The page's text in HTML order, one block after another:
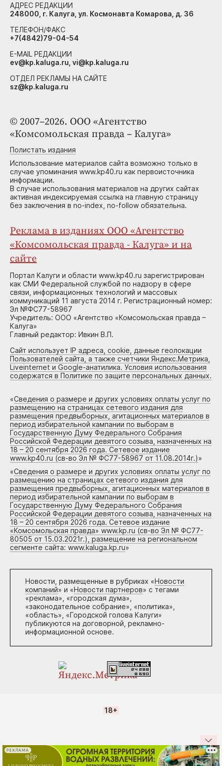
© 2007–2026. ООО «Агентство
«Комсомольская правда – Калуга»
Полистать издания
Использование материалов сайта возможно только в
случае упоминания www.kp40.ru как первоисточника
информации.
В случае использования материалов на других сайтах
активная индексируемая ссылка на главную страницу
без заключения в no-index, no-follow обязательна.
Реклама в изданиях ООО «Агентство
«Комсомольская правда - Калуга» и на
сайте
Портал Калуги и области www.kp40.ru зарегистрирован
как СМИ Федеральной службой по надзору в сфере
связи, информационных технологий и массовых
коммуникаций 11 августа 2014 г. Регистрационный номер:
Эл №ФС77-58967
Учредитель: ООО «Агентство «Комсомольская правда –
Калуга»
Главный редактор: Ивкин В.П.
Сайт использует IP адреса, cookie, данные геолокации
Пользователей сайта, а также счетчики Яндекс.Метрика,
Liveinternet и Google-анатилика. Условия использования
содержатся в Политике по защите персональных данных.
«Сведения о размере и других условиях оплаты услуг по
размещению на страницах сетевого издания для
размещения предвыборных, агитационных материалов в
период избирательной кампании по выборам в
Государственную Думу Федерального Собрания
Российской Федерации девятого созыва, назначенных на
18 – 20 сентября 2026 года. Сетевое издание
www.kp40.ru (св-во Эл № ФС77-58967 от 11.08.2014г.)»
«Сведения о размере и других условиях оплаты услуг по
размещению на страницах сетевого издания для
размещения предвыборных, агитационных материалов в
период избирательной кампании по выборам в
Государственную Думу Федерального Собрания
Российской Федерации девятого созыва, назначенных на
18 – 20 сентября 2026 года. Сетевое издание
«Комсомольская правда» www.kp.ru (св-во Эл № ФС77-
80505 от 15.03.2021г.), размещение на региональном
сегменте сайта: www.kaluga.kp.ru»
Новости, размещенные в рубриках «Новости
компаний» и «Новости партнеров» с тегами
«реклама», «городская дума»,
«законодательное собрание», «политика»,
«область», «Городской голова Калуги»
публикуются на договорной, рекламно-
информационной основе.
АДРЕС РЕДАКЦИИ
248000, г. Калуга, ул. Космонавта Комарова, д. 36
ТЕЛЕФОН/ФАКС
+7(4842)79-04-54
E-MAIL РЕДАКЦИИ
ev@kp.kaluga.ru, vi@kp.kaluga.ru
ОТДЕЛ РЕКЛАМЫ НА САЙТЕ
sz@kp.kaluga.ru
18+
РЕКЛАМА